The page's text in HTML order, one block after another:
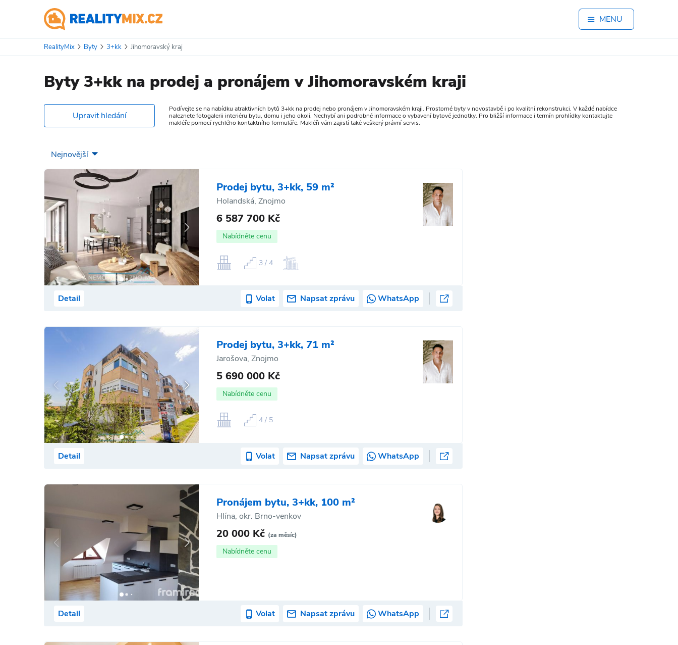
MENU
RealityMix Byty 3+kk Jihomoravský kraj
Byty 3+kk na prodej a pronájem v Jihomoravském kraji
Upravit hledání
Podívejte se na nabídku atraktivních bytů 3+kk na prodej nebo pronájem v Jihomoravském kraji. Prostorné byty v novostavbě i po kvalitní rekonstrukci. V každé nabídce
naleznete fotogalerii interiéru bytu, domu i jeho okolí. Nechybí ani podrobné informace o vybavení bytové jednotky. Pro bližší informace i termín prohlídky kontaktujte
makléře pomocí rychlého kontaktního formuláře. Makléři vám zajistí také veškerý právní servis.
Prodej bytu, 3+kk, 59 m²
Holandská, Znojmo
6 587 700 Kč
Nabídněte cenu
3 / 4
Detail Volat Napsat zprávu WhatsApp
Prodej bytu, 3+kk, 71 m²
Jarošova, Znojmo
5 690 000 Kč
Nabídněte cenu
4 / 5
Detail Volat Napsat zprávu WhatsApp
Pronájem bytu, 3+kk, 100 m²
Hlína, okr. Brno-venkov
20 000 Kč (za měsíc)
Nabídněte cenu
Detail Volat Napsat zprávu WhatsApp